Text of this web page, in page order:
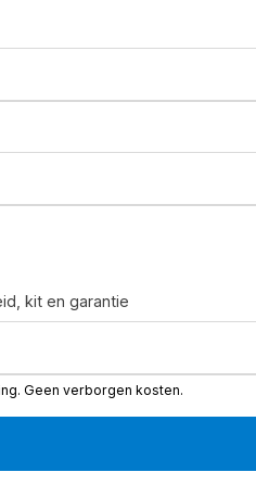
kit en garantie
Geen verborgen kosten.